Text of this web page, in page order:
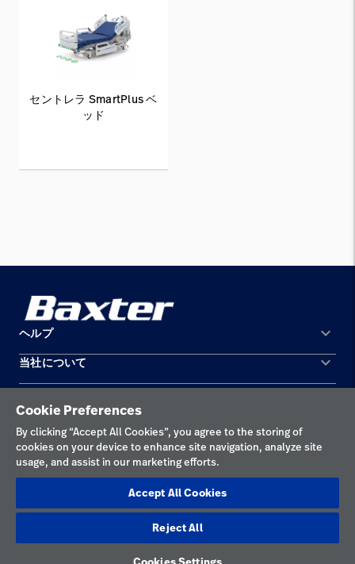
セントレラ SmartPlus ベ
ッド
ヘルプ keyboard_arrow_down
お問い合わせ
当社について keyboard_arrow_down
個人情報保護方針
利用規約
Cookieの設定
日本
Cookie Preferences
By clicking “Accept All Cookies”, you agree to the storing of
cookies on your device to enhance site navigation, analyze site
usage, and assist in our marketing efforts.
Accept All Cookies
Reject All